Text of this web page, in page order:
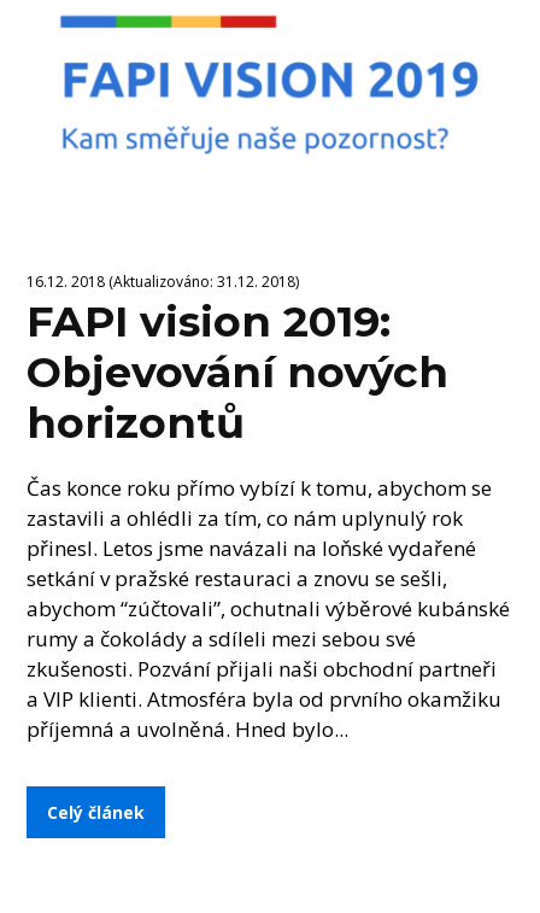
16.12. 2018 (Aktualizováno: 31.12. 2018)
FAPI vision 2019:
Objevování nových
horizontů
Čas konce roku přímo vybízí k tomu, abychom se
zastavili a ohlédli za tím, co nám uplynulý rok
přinesl. Letos jsme navázali na loňské vydařené
setkání v pražské restauraci a znovu se sešli,
abychom “zúčtovali”, ochutnali výběrové kubánské
rumy a čokolády a sdíleli mezi sebou své
zkušenosti. Pozvání přijali naši obchodní partneři
a VIP klienti. Atmosféra byla od prvního okamžiku
příjemná a uvolněná. Hned bylo...
Celý článek